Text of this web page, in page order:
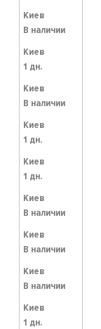
Киев
В наличии
Киев
1 дн.
Киев
В наличии
Киев
1 дн.
Киев
1 дн.
Киев
В наличии
Киев
В наличии
Киев
В наличии
Киев
1 дн.